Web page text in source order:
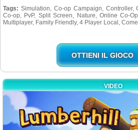
Tags: Simulation, Co-op Campaign, Controller,
Co-op, PvP, Split Screen, Nature, Online Co-
Multiplayer, Family Friendly, 4 Player Local,
OTTIENI IL GIOCO
VIDEO